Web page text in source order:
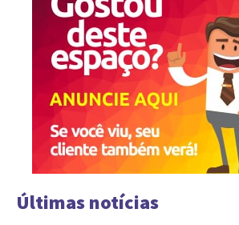
Últimas notícias